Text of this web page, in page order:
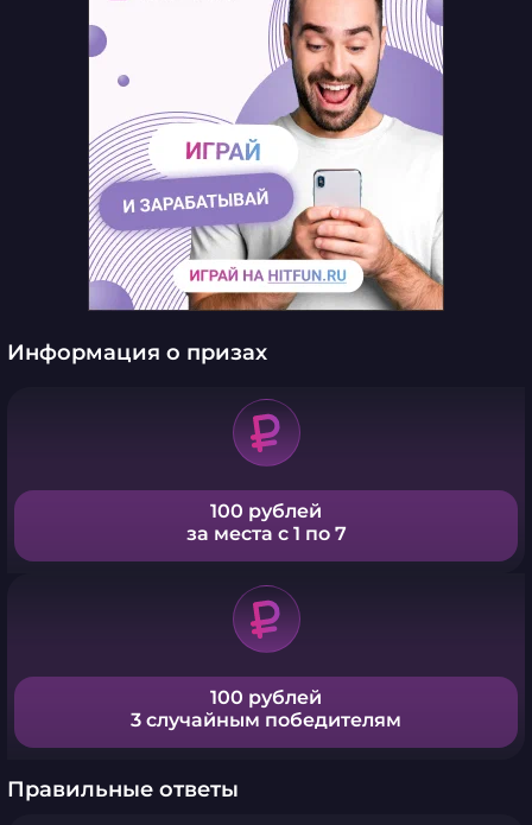
Информация о призах
100 рублей
за места с 1 по 7
100 рублей
3 случайным победителям
Правильные ответы